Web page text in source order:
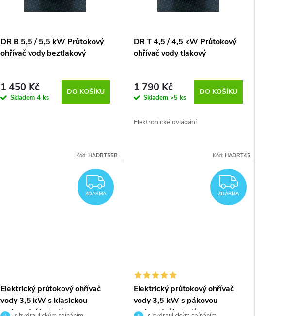
DR B 5,5 / 5,5 kW Průtokový
ohřívač vody beztlakový
1 450 Kč
Skladem4 ks
DO KOŠÍKU
Kód: HADRT55B
DR T 4,5 / 4,5 kW Průtokový
ohřívač vody tlakový
1 790 Kč
Skladem >5 ks
DO KOŠÍKU
Elektronické ovládání
Kód: HADRT45
ZDARMA
ZDARMA
Elektrický průtokový ohřívač
vody 3,5 kW s klasickou
vodovodní baterií
ZDARMA
Elektrický průtokový ohřívač
vody 3,5 kW s pákovou
vodovodní baterií